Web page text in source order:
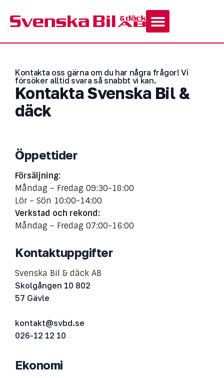
Kontakta oss gärna om du har några frågor! Vi
försöker alltid svara så snabbt vi kan.
Kontakta Svenska Bil &
däck
Kontaktuppgifter
Svenska Bil & däck AB
Skolgången 10 802
​​​​​​​57 Gävle
kontakt@svbd.se
026-12 12 10​​​​​​
Ekonomi
Öppettider
Försäljning:
Måndag – Fredag 09:30-18:00
Lör – Sön 10:00-14:00
Verkstad och rekond:
Måndag – Fredag 07:00-16:00